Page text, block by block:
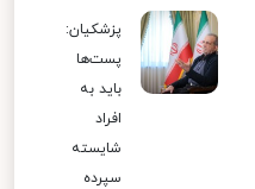
پزشکیان:
پست‌ها
باید به
افراد
شایسته
سپرده